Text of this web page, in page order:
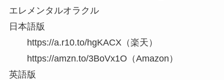
エレメンタルオラクル
日本語版
https://a.r10.to/hgKACX（楽天）
https://amzn.to/3BoVx1O（Amazon）
英語版